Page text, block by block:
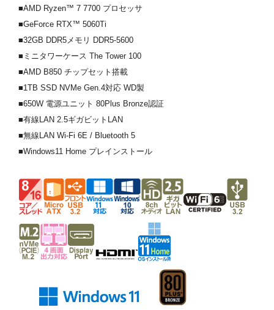
■AMD Ryzen™ 7 7700 プロセッサ
■GeForce RTX™ 5060Ti
■32GB DDR5メモリ DDR5-5600
■ミニタワーケース The Tower 100
■AMD B850 チップセット搭載
■1TB SSD NVMe Gen.4対応 WD製
■650W 電源ユニット 80Plus Bronze認証
■有線LAN 2.5ギガビットLAN
■無線LAN Wi-Fi 6E / Bluetooth 5
■Windows11 Home プレインストール